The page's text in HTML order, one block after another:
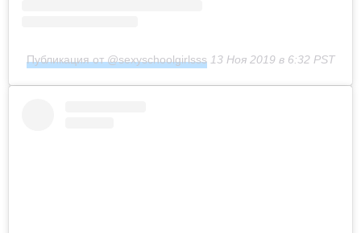
Публикация от @sexyschoolgirlsss 13 Ноя 2019 в 6:32 PST